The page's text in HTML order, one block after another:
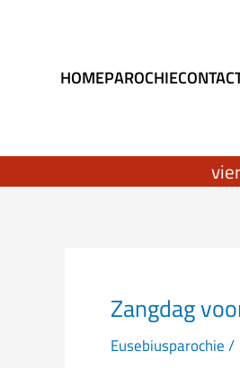
HOMEPAROCHIE
Zangdag
Eusebiusparochie/
Zangdag
jongeren,